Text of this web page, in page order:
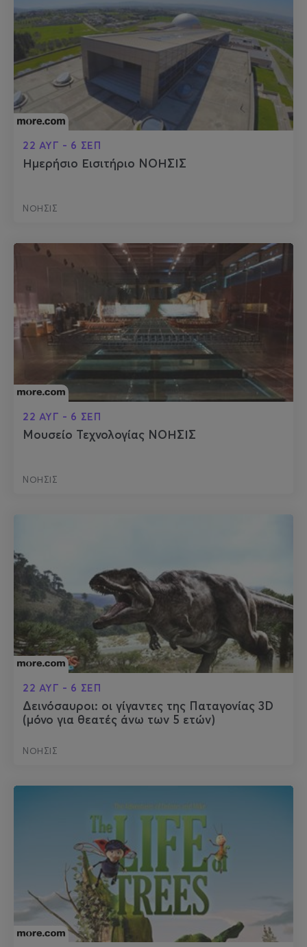
22 ΑΥΓ - 6 ΣΕΠ
Ημερήσιο Εισιτήριο ΝΟΗΣΙΣ
ΝΟΗΣΙΣ
22 ΑΥΓ - 6 ΣΕΠ
Μουσείο Τεχνολογίας ΝΟΗΣΙΣ
ΝΟΗΣΙΣ
22 ΑΥΓ - 6 ΣΕΠ
Δεινόσαυροι: οι γίγαντες της Παταγονίας 3D
(μόνο για θεατές άνω των 5 ετών)
ΝΟΗΣΙΣ